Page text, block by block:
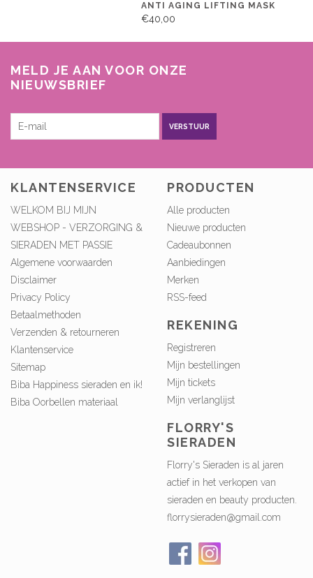
ANTI AGING LIFTING MASK
€40,00
MELD JE AAN VOOR ONZE
NIEUWSBRIEF
VERSTUUR
KLANTENSERVICE
WELKOM BIJ MIJN
WEBSHOP - VERZORGING &
SIERADEN MET PASSIE
Algemene voorwaarden
Disclaimer
Privacy Policy
Betaalmethoden
Verzenden & retourneren
Klantenservice
Sitemap
Biba Happiness sieraden en ik!
Biba Oorbellen materiaal
PRODUCTEN
Alle producten
Nieuwe producten
Cadeaubonnen
Aanbiedingen
Merken
RSS-feed
REKENING
Registreren
Mijn bestellingen
Mijn tickets
Mijn verlanglijst
FLORRY'S
SIERADEN
Florry's Sieraden is al jaren
actief in het verkopen van
sieraden en beauty producten.
florrysieraden@gmail.com